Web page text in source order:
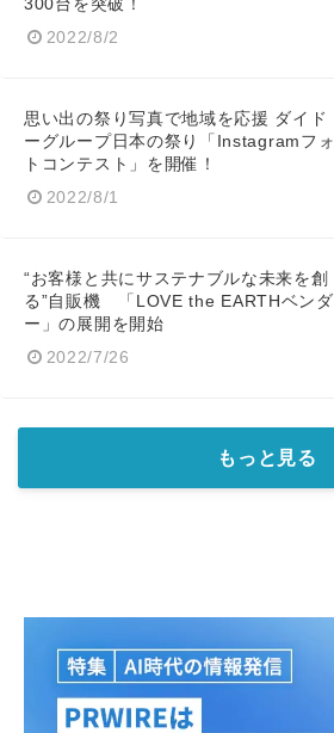
300台を突破！
2022/8/2
思い出の祭り写真で地域を応援 ダイド
ーグループ日本の祭り「Instagramフォ
トコンテスト」を開催！
2022/8/1
“お客様と共にサステナブルな未来を創
る”自販機 「LOVE the EARTHベンダ
ー」の展開を開始
2022/7/26
もっと見る